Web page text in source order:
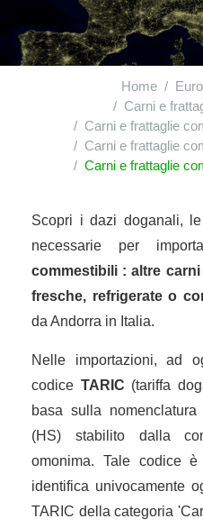
Home
Carni e
Carni e frattaglie commestibili : altre carni e
Carni e frattaglie commestibili : altre carni e
Carni e frattaglie commestibili : altre carni e frattaglie
Scopri i dazi doganali,
necessarie per
commestibili : altre
fresche, refrigerate o
da Andorra in Italia.
Nelle importazioni, ad
codice TARIC (tariffa
basa sulla
(HS) stabilito dalla
omonima. Tale codice
identifica univocamente
TARIC della categoria